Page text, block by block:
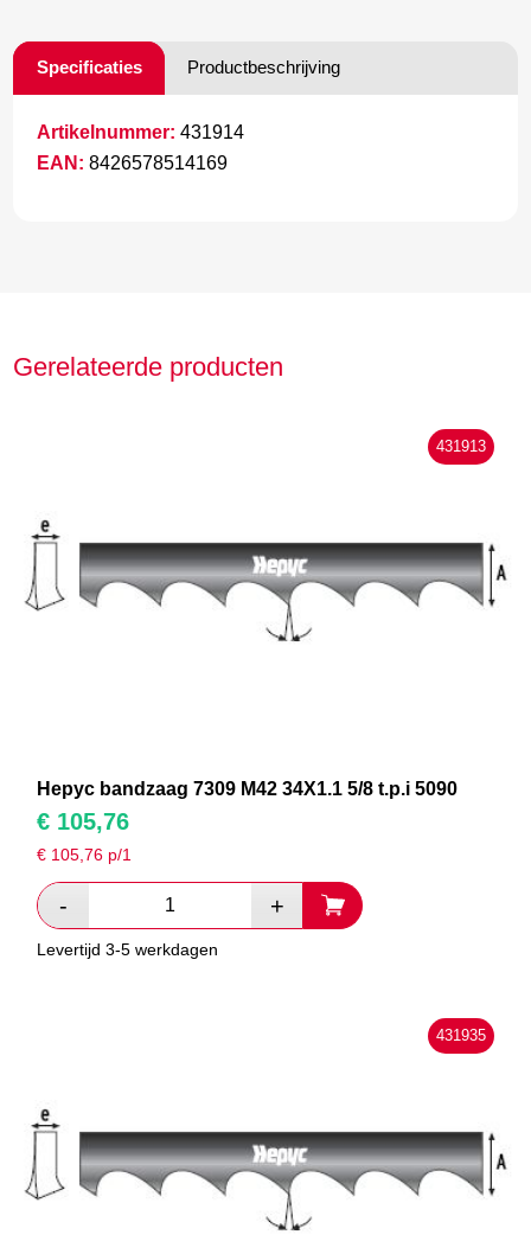
Specificaties Productbeschrijving
Artikelnummer: 431914
EAN: 8426578514169
Gerelateerde producten
431913
Hepyc bandzaag 7309 M42 34X1.1 5/8 t.p.i 5090
€ 105,76
€ 105,76 p/1
Levertijd 3-5 werkdagen
431935